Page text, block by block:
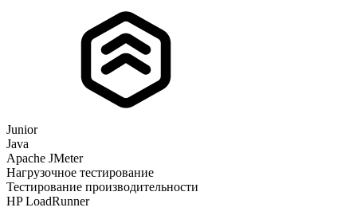
Junior
Java
Apache JMeter
Нагрузочное тестирование
Тестирование производительности
HP LoadRunner